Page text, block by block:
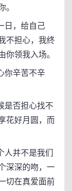
。
日，给自己
不担心，我终
你领我入场。
你辛苦不辛
否担心找不
花好月圆，而
并不是我们
深深的吻，一
切在真爱面前